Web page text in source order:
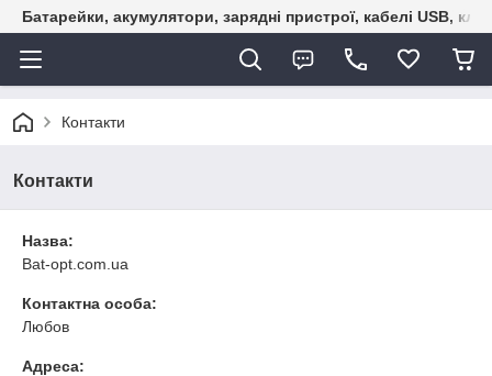
Батарейки, акумулятори, зарядні пристрої, кабелі USB,
Контакти
Контакти
Назва:
Bat-opt.com.ua
Контактна особа:
Любов
Адреса: